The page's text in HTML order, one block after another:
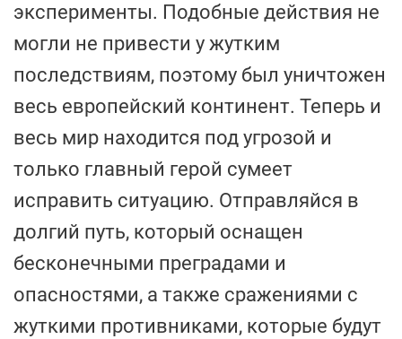
эксперименты. Подобные действия не
могли не привести у жутким
последствиям, поэтому был уничтожен
весь европейский континент. Теперь и
весь мир находится под угрозой и
только главный герой сумеет
исправить ситуацию. Отправляйся в
долгий путь, который оснащен
бесконечными преградами и
опасностями, а также сражениями с
жуткими противниками, которые будут